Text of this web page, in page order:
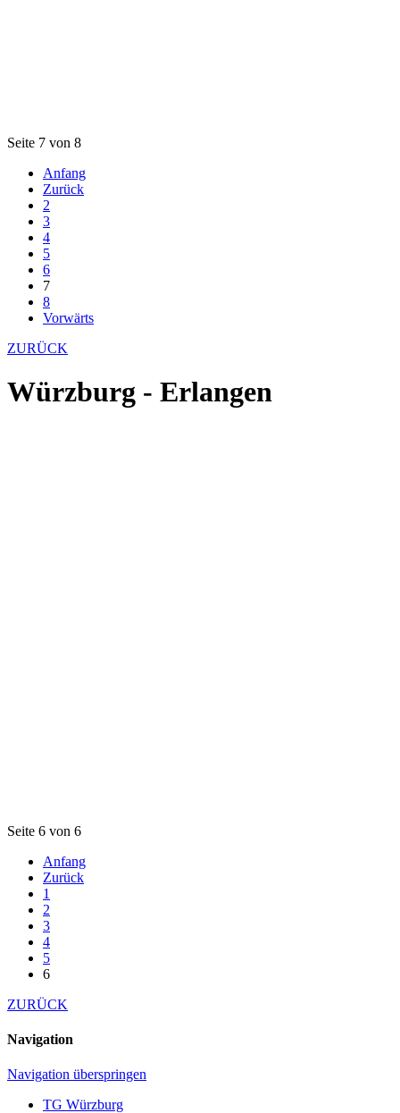
Seite 7 von 8
Anfang
Zurück
2
3
4
5
6
7
8
Vorwärts
ZURÜCK
Würzburg - Erlangen
Seite 6 von 6
Anfang
Zurück
1
2
3
4
5
6
ZURÜCK
Navigation
Navigation überspringen
TG Würzburg